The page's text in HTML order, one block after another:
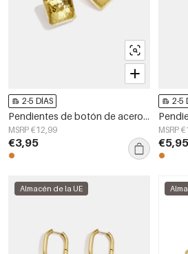
2-5 DÍAS
Pendientes de botón de acero inoxidable con forma geométrica, sencillos, de la serie Daily Simple, joyería para mujer.
MSRP €12,99
€3,95
2-5
MSRP
€5,95
Almacén de la UE